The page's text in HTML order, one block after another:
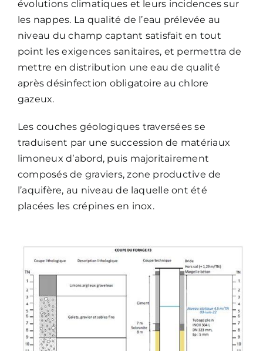
évolutions climatiques et leurs incidences sur
les nappes. La qualité de l’eau prélevée au
niveau du champ captant satisfait en tout
point les exigences sanitaires, et permettra de
mettre en distribution une eau de qualité
après désinfection obligatoire au chlore
gazeux.
Les couches géologiques traversées se
traduisent par une succession de matériaux
limoneux d’abord, puis majoritairement
composés de graviers, zone productive de
l’aquifère, au niveau de laquelle ont été
placées les crépines en inox.